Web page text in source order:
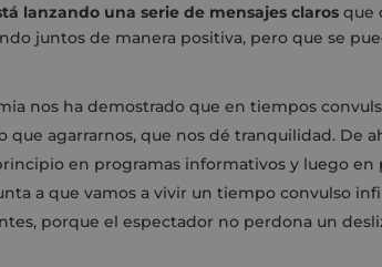
lanzando una serie de mensajes claros que
juntos de manera positiva, pero que se
nos ha demostrado que en tiempos
que agarrarnos, que nos dé tranquilidad. De
en programas informativos y luego en
a que vamos a vivir un tiempo convulso
porque el espectador no perdona un